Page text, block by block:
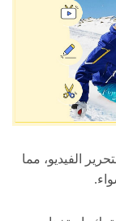
الفيديو، مما